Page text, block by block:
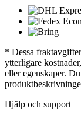
* Dessa
ytterligare
eller egenskaper.
Hjälp och support